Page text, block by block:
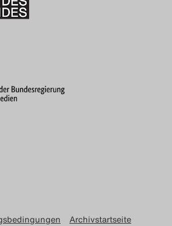
Archiv
Archivstartseite